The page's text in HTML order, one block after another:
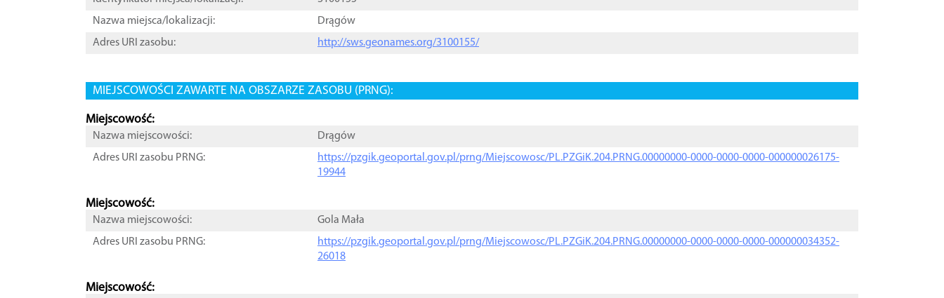
Nazwa miejsca/lokalizacji:
Drągów
Adres URI zasobu:
http://sws.geonames.org/3100155/
MIEJSCOWOŚCI ZAWARTE NA OBSZARZE ZASOBU (PRNG):
Miejscowość:
Nazwa miejscowości:
Drągów
Adres URI zasobu PRNG:
https://pzgik.geoportal.gov.pl/prng/Miejscowosc/PL.PZGiK.204.PRNG.00000000-0000-0000-0000-000000026175-
19944
Miejscowość:
Nazwa miejscowości:
Gola Mała
Adres URI zasobu PRNG:
https://pzgik.geoportal.gov.pl/prng/Miejscowosc/PL.PZGiK.204.PRNG.00000000-0000-0000-0000-000000034352-
26018
Miejscowość: